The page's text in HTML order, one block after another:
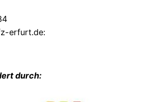
erfurt.de:
durch: